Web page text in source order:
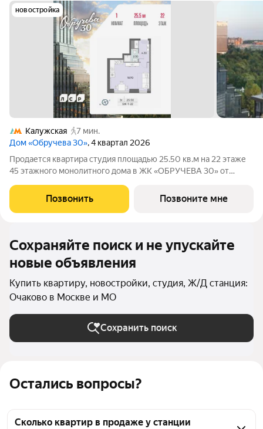
Остались вопросы?
Сколько квартир в продаже у станции
новостройка
Калужская
7 мин.
Дом «Обручева 30», 4 квартал 2026
Продается квартира студия площадью 25.50 кв.м на 22 этаже
45 этажного монолитного дома в ЖК «ОБРУЧЕВА 30» от
районе ЮЗАО и шаговой доступности от станции метро
«Калужская». Два корпуса
Позвонить Позвоните мне
Сохраняйте поиск и не упускайте
новые объявления
Купить квартиру, новостройки, студия, Ж/Д станция:
Очаково в Москве и МО
Сохранить поиск